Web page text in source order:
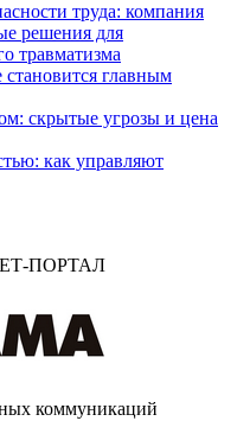
труда: компания
решения для
травматизма
становится главным
скрытые угрозы и цена
как управляют
ПОРТАЛ
коммуникаций